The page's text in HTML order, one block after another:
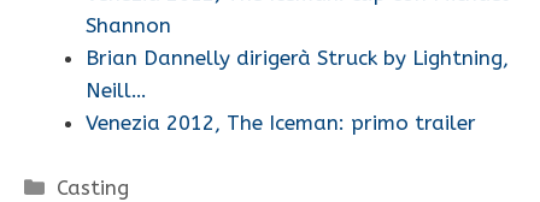
Shannon
Brian Dannelly dirigerà Struck by Lightning,
Neill…
Venezia 2012, The Iceman: primo trailer
Categorie
Casting